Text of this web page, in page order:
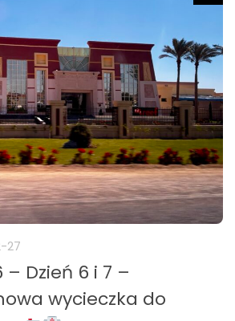
27
– Dzień 6 i 7 –
wycieczka do